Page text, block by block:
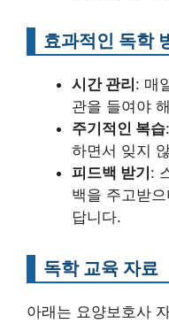
효과적인 독학
시간 관리 : 매
관을 들여야
주기적인 복습
하면서 잊지
피드백 받기 :
백을 주고받
답니다.
독학 교육 자료
아래는 요양보호사